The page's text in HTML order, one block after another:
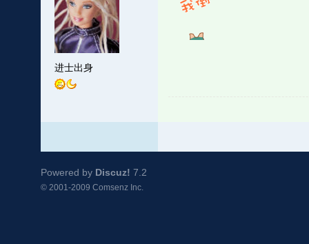
进士出身
Powered by Discuz! 7.2
© 2001-2009 Comsenz Inc.